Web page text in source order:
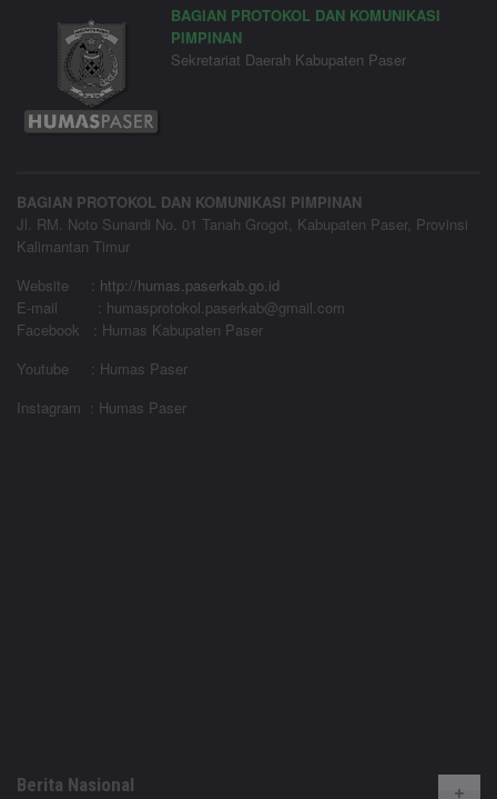
BAGIAN PROTOKOL DAN KOMUNIKASI
PIMPINAN
Sekretariat Daerah Kabupaten Paser
BAGIAN PROTOKOL DAN KOMUNIKASI PIMPINAN
Jl. RM. Noto Sunardi No. 01 Tanah Grogot, Kabupaten Paser, Provinsi
Kalimantan Timur
Website
: http://humas.paserkab.go.id
E-mail : humasprotokol.paserkab@gmail.com
Facebook : Humas Kabupaten Paser
Youtube : Humas Paser
Instagram : Humas Paser
Berita Nasional